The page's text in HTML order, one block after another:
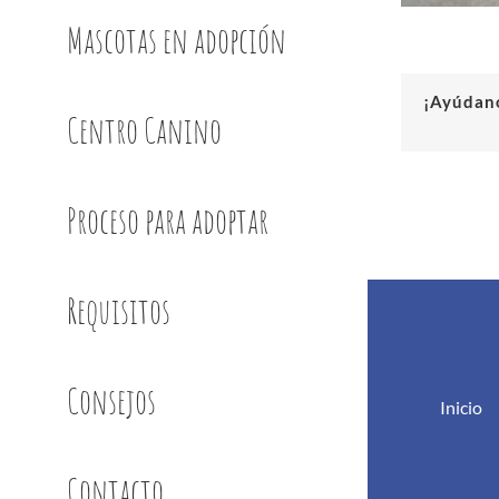
Mascotas en adopción
Centro Canino
Proceso para adoptar
Requisitos
Consejos
Inicio